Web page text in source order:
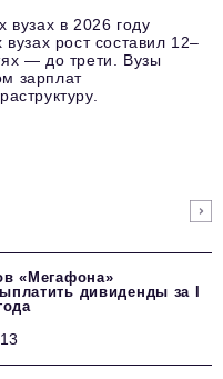
вузах в 2026 году
рост составил 12–
— до трети. Вузы
зарплат
«Мегафона»
дивиденды за I